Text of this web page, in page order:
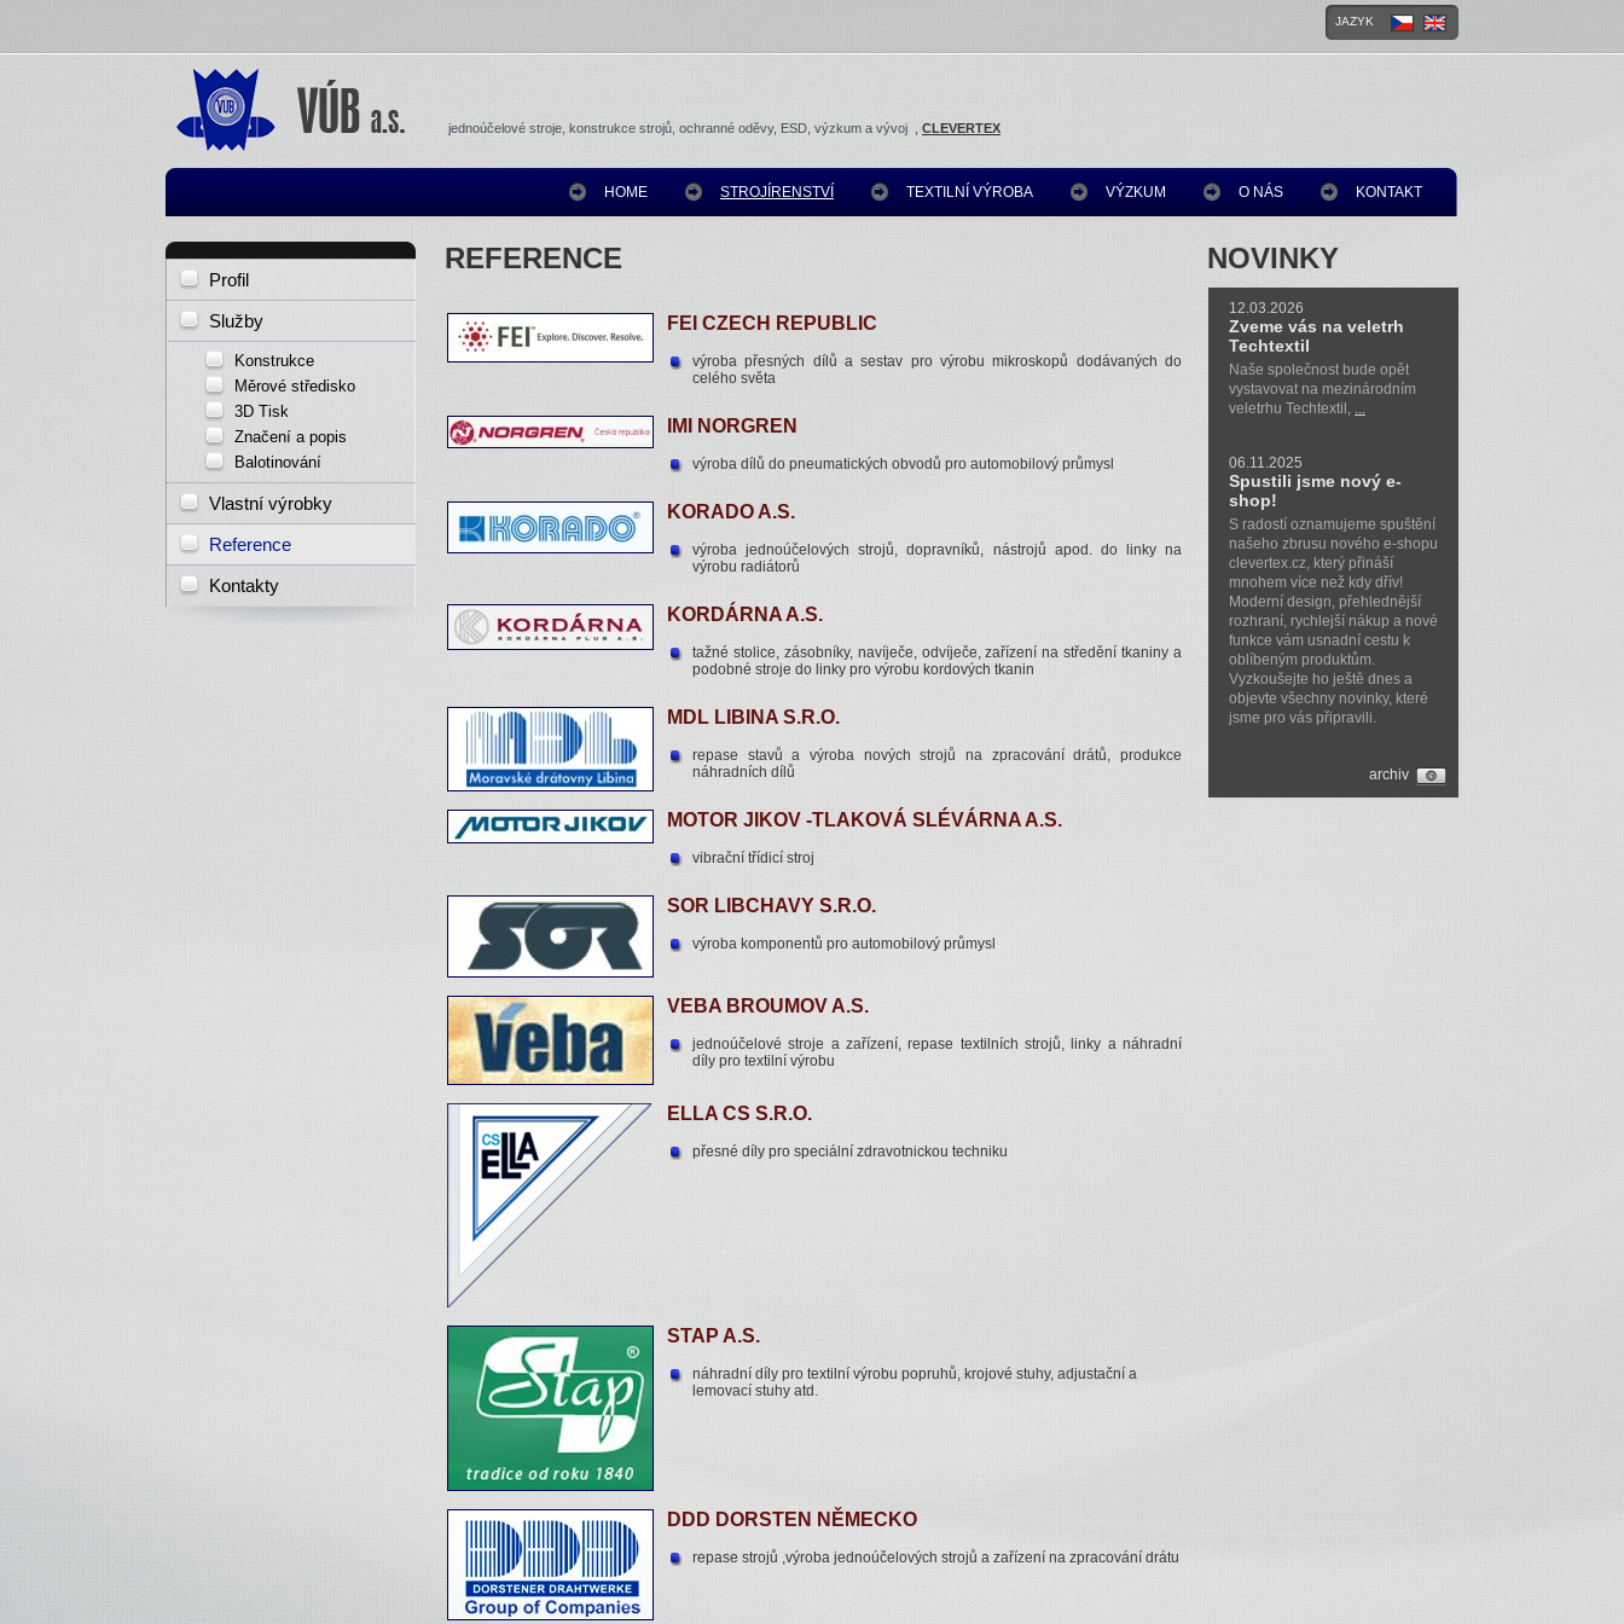
HOME STROJÍRENSTVÍ TEXTILNÍ VÝROBA VÝZKUM O NÁS KONTAKT
jednoúčelové stroje, konstrukce strojů, ochranné oděvy, ESD, výzkum a vývoj , CLEVERTEX
JAZYK
Profil
Služby
Konstrukce
Měrové středisko
3D Tisk
Značení a popis
Balotinování
Vlastní výrobky
Reference
Kontakty
REFERENCE
FEI CZECH REPUBLIC
výroba přesných dílů a sestav pro výrobu mikroskopů dodávaných do
celého světa
IMI NORGREN
výroba dílů do pneumatických obvodů pro automobilový průmysl
KORADO A.S.
výroba jednoúčelových strojů, dopravníků, nástrojů apod. do linky na
výrobu radiátorů
KORDÁRNA A.S.
tažné stolice, zásobníky, navíječe, odvíječe, zařízení na středění tkaniny a
podobné stroje do linky pro výrobu kordových tkanin
MDL LIBINA S.R.O.
repase stavů a výroba nových strojů na zpracování drátů, produkce
náhradních dílů
MOTOR JIKOV -TLAKOVÁ SLÉVÁRNA A.S.
vibrační třídicí stroj
SOR LIBCHAVY S.R.O.
výroba komponentů pro automobilový průmysl
VEBA BROUMOV A.S.
jednoúčelové stroje a zařízení, repase textilních strojů, linky a náhradní
díly pro textilní výrobu
ELLA CS S.R.O.
přesné díly pro speciální zdravotnickou techniku
STAP A.S.
náhradní díly pro textilní výrobu popruhů, krojové stuhy, adjustační a
lemovací stuhy atd.
DDD DORSTEN NĚMECKO
repase strojů ,výroba jednoúčelových strojů a zařízení na zpracování drátu
NOVINKY
12.03.2026
Zveme vás na veletrh
Techtextil
Naše společnost bude opět
vystavovat na mezinárodním
veletrhu Techtextil, ...
06.11.2025
Spustili jsme nový e-
shop!
S radostí oznamujeme spuštění
našeho zbrusu nového e-shopu
clevertex.cz, který přináší
mnohem více než kdy dřív!
Moderní design, přehlednější
rozhraní, rychlejší nákup a nové
funkce vám usnadní cestu k
oblíbeným produktům.
Vyzkoušejte ho ještě dnes a
objevte všechny novinky, které
jsme pro vás připravili.
archiv